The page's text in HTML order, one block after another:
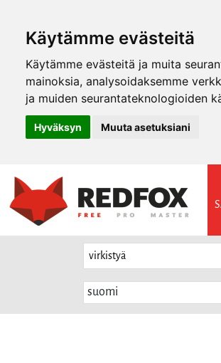
Käytämme evästeitä
Käytämme evästeitä ja muita
mainoksia, analysoidaksemme
ja muiden seurantateknologioiden
Hyväksyn Muuta asetuksiani
suomi